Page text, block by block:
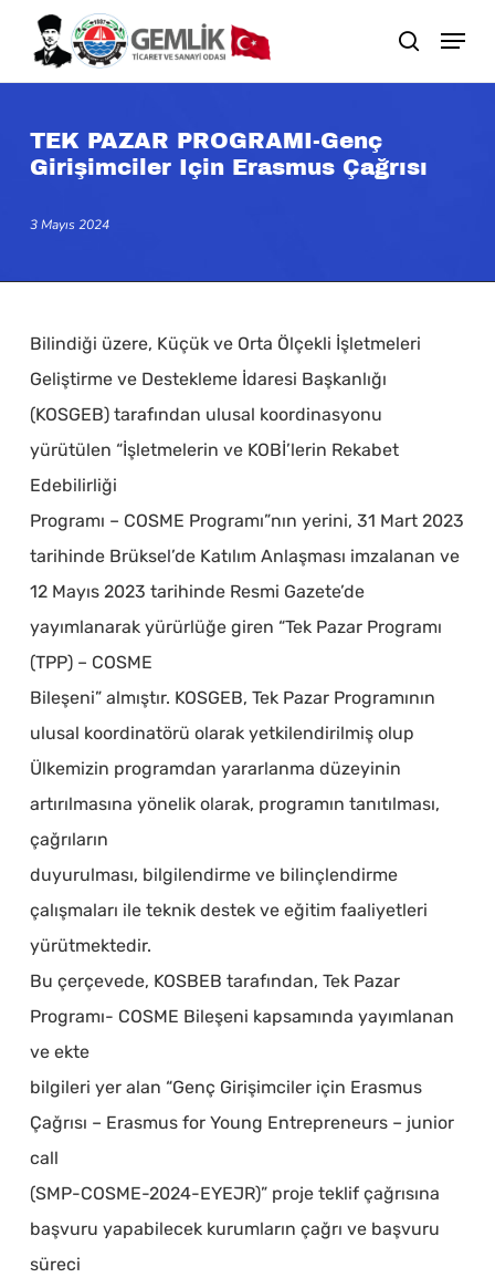
main
search
TEK PAZAR PROGRAMI-Genç
Girişimciler Için Erasmus Çağrısı
3 Mayıs 2024
Bilindiği üzere, Küçük ve Orta Ölçekli İşletmeleri
Geliştirme ve Destekleme İdaresi Başkanlığı
(KOSGEB) tarafından ulusal koordinasyonu
yürütülen “İşletmelerin ve KOBİ’lerin Rekabet
Edebilirliği
Programı – COSME Programı”nın yerini, 31 Mart 2023
tarihinde Brüksel’de Katılım Anlaşması imzalanan ve
12 Mayıs 2023 tarihinde Resmi Gazete’de
yayımlanarak yürürlüğe giren “Tek Pazar Programı
(TPP) – COSME
Bileşeni” almıştır. KOSGEB, Tek Pazar Programının
ulusal koordinatörü olarak yetkilendirilmiş olup
Ülkemizin programdan yararlanma düzeyinin
artırılmasına yönelik olarak, programın tanıtılması,
çağrıların
duyurulması, bilgilendirme ve bilinçlendirme
çalışmaları ile teknik destek ve eğitim faaliyetleri
yürütmektedir.
Bu çerçevede, KOSBEB tarafından, Tek Pazar
Programı- COSME Bileşeni kapsamında yayımlanan
ve ekte
bilgileri yer alan “Genç Girişimciler için Erasmus
Çağrısı – Erasmus for Young Entrepreneurs – junior
call
(SMP-COSME-2024-EYEJR)” proje teklif çağrısına
başvuru yapabilecek kurumların çağrı ve başvuru
süreci